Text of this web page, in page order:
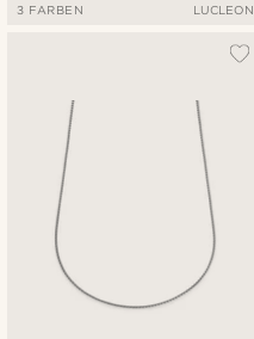
3 FARBEN LUCLEON